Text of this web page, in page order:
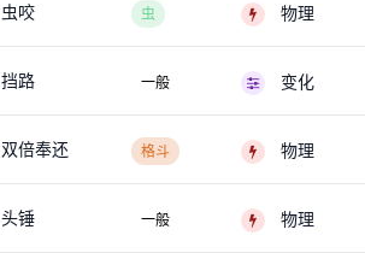
虫咬 虫 物理
挡路 一般 变化
双倍奉还 格斗 物理
头锤 一般 物理